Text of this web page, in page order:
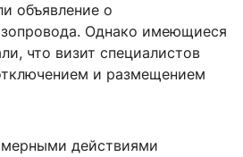
объявление о
Однако имеющиеся
что визит специалистов
и размещением
действиями